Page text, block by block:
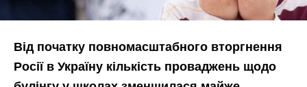
Від початку повномасштабного вторгнення
Росії в Україну кількість проваджень щодо